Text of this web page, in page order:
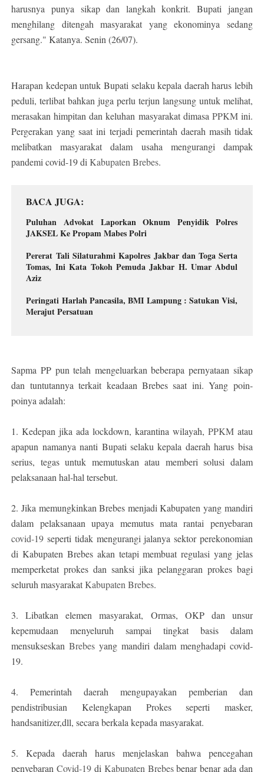
harusnya punya sikap dan langkah konkrit. Bupati jangan
menghilang ditengah masyarakat yang ekonominya sedang
gersang." Katanya. Senin (26/07).
Harapan kedepan untuk Bupati selaku kepala daerah harus lebih
peduli, terlibat bahkan juga perlu terjun langsung untuk melihat,
merasakan himpitan dan keluhan masyarakat dimasa PPKMini.
Pergerakan yang saat ini terjadi pemerintah daerah masih tidak
melibatkan masyarakat dalam usaha mengurangi dampak
pandemi covid-19 diKabupaten Brebes.
BACA JUGA
Puluhan Advokat Laporkan Oknum Penyidik Polres
JAKSEL Ke Propam Mabes Polri
Pererat Tali Silaturahmi Kapolres Jakbar dan Toga Serta
Tomas, Ini Kata Tokoh Pemuda Jakbar H. Umar Abdul
Aziz
Peringati Harlah Pancasila, BMI Lampung : Satukan Visi,
Merajut Persatuan
Sapma PP pun telah mengeluarkan beberapa pernyataan sikap
dan tuntutannya terkait keadaan Brebes saat ini. Yang poin-
poinya adalah:
1. Kedepan jika ada lockdown, karantina wilayah, PPKMatau
apapun namanya nanti Bupati selaku kepala daerah harus bisa
serius, tegas untuk memutuskan atau memberi solusi dalam
pelaksanaan hal-hal tersebut.
2. Jika memungkinkan Brebes menjadi Kabupaten yang mandiri
dalam pelaksanaan upaya memutus mata rantai penyebaran
covid-19seperti tidak mengurangi jalanya sektor perekonomian
di Kabupaten Brebes akan tetapi membuat regulasi yang jelas
memperketat prokes dan sanksi jika pelanggaran prokes bagi
seluruh masyarakatKabupaten Brebes.
3. Libatkan elemen masyarakat, Ormas, OKP dan unsur
kepemudaan menyeluruh sampai tingkat basis dalam
mensukseskanBrebes yang mandiri dalam menghadapi covid-
19.
4. Pemerintah daerah mengupayakan pemberian dan
pendistribusian Kelengkapan Prokes seperti masker,
handsanitizer,dll, secara berkala kepada masyarakat.
5. Kepada daerah harus menjelaskan bahwa pencegahan
penyebaranCovid-19 di Kabupaten Brebesbenar benar ada dan